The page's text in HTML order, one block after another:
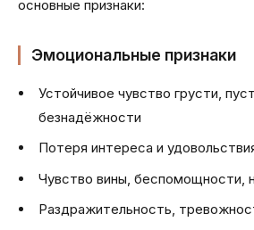
основные признаки:
Эмоциональные признаки
Устойчивое чувство грусти,
безнадёжности
Потеря интереса и
Чувство вины, беспомощности,
Раздражительность,